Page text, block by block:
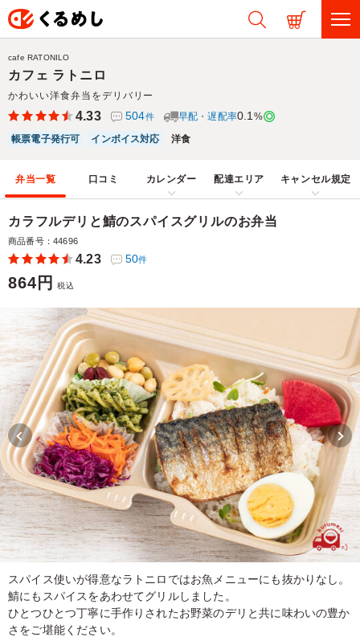
カフェ ラトニロ
かわいい洋食弁当をデリバリー
cafe RATONILO
4.33 504件 早配・遅配率0.1 %
帳票電子発行可
インボイス対応 洋食
弁当一覧 口コミ カレンダー 配達エリア キャンセル規定
カラフルデリと鯖のスパイスグリルのお弁当
商品番号：44696
4.23 50件
864円 税込
スパイス使いが得意なラトニロではお魚メニューにも抜かりなし。
鯖にもスパイスをあわせてグリルしました。
ひとつひとつ丁寧に手作りされたお野菜のデリと共に味わいの豊か
さをご堪能ください。